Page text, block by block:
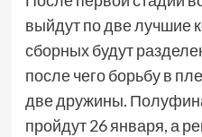
выйдут по две лучшие
сборных будут
после чего борьбу в
две дружины.
пройдут 26 января, а